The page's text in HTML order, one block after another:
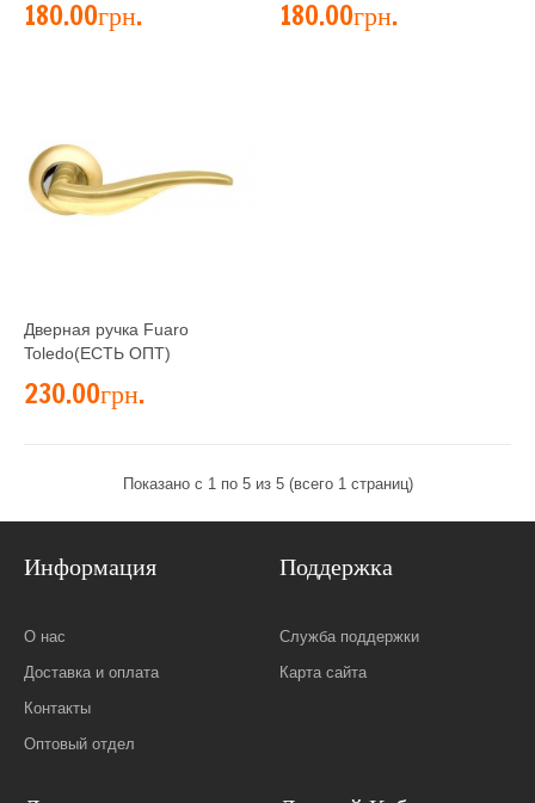
180.00грн. 180.00грн.
Дверная ручка Fuaro
Toledo(ЕСТЬ ОПТ)
230.00грн.
Показано с 1 по 5 из 5 (всего 1 страниц)
Информация
О нас
Доставка и оплата
Контакты
Оптовый отдел
Поддержка
Служба поддержки
Карта сайта